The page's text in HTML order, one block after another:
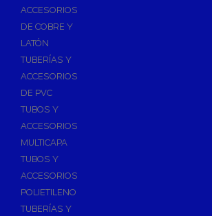
ACCESORIOS
DE COBRE Y
LATÓN
TUBERÍAS Y
ACCESORIOS
DE PVC
TUBOS Y
ACCESORIOS
MULTICAPA
TUBOS Y
ACCESORIOS
POLIETILENO
TUBERÍAS Y